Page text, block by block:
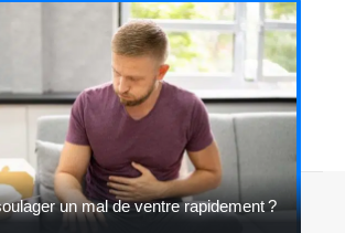
un mal de ventre rapidement ?
Mentions légales Sitemap